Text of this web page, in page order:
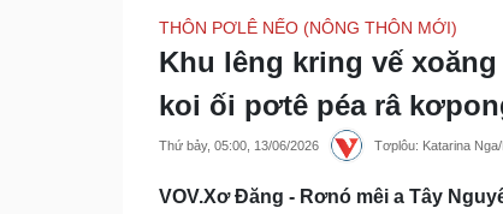
THÔN PƠLÊ NẾO (NÔNG THÔN MỚI)
Khu lêng kring vế
koi ối pơtê péa râ
Thứ bảy, 05:00, 13/06/2026 Tơplôu: Katarina
VOV.Xơ Đăng - Rơnó mêi a Tây